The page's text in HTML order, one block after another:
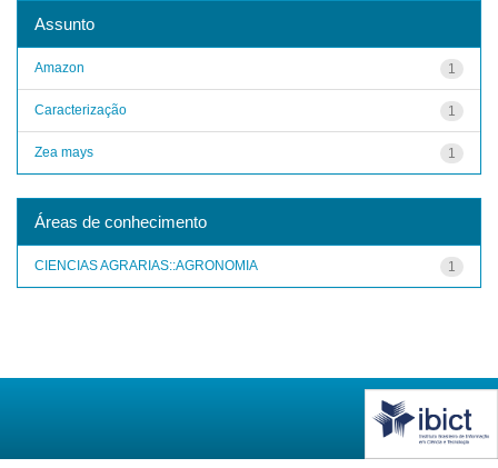
Assunto
1
Amazon
1
Caracterização
1
Zea mays
Áreas de conhecimento
1
CIENCIAS AGRARIAS::AGRONOMIA